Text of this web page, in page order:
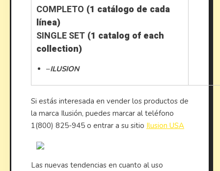
COMPLETO (1 catálogo de cada
línea)
SINGLE SET (1 catalog of each
collection)
–ILUSION
Si estás interesada en vender los productos de
la marca Ilusión, puedes marcar al teléfono
1(800) 825-945 o entrar a su sitio Ilusion USA
Las nuevas tendencias en cuanto al uso